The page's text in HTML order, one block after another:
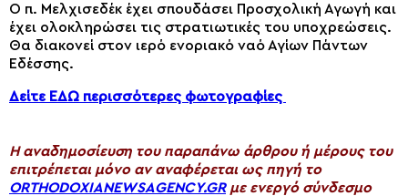
Ο π. Μελχισεδέκ έχει σπουδάσει Προσχολική Αγωγή και
έχει ολοκληρώσει τις στρατιωτικές του υποχρεώσεις.
Θα διακονεί στον ιερό ενοριακό ναό Αγίων Πάντων
Εδέσσης.
Δείτε ΕΔΩ περισσότερες φωτογραφίες
H αναδημοσίευση του παραπάνω άρθρου ή μέρους του
επιτρέπεται μόνο αν αναφέρεται ως πηγή το
ORTHODOXIANEWSAGENCY.GRμε ενεργό σύνδεσμο